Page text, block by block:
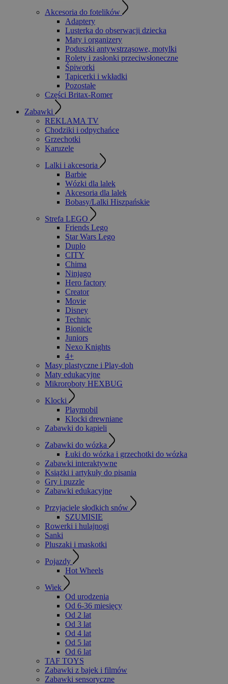
Akcesoria do fotelików
Adaptery
Lusterka do obserwacji dziecka
Maty i organizery
Poduszki antywstrząsowe, motylki
Rolety i zasłonki przeciwsłoneczne
Śpiworki
Tapicerki i wkładki
Pozostałe
Części Britax-Romer
Zabawki
REKLAMA TV
Chodziki i odpychańce
Grzechotki
Karuzele
Lalki i akcesoria
Barbie
Wózki dla lalek
Akcesoria dla lalek
Bobasy/Lalki Hiszpańskie
Strefa LEGO
Friends Lego
Star Wars Lego
Duplo
CITY
Chima
Ninjago
Hero factory
Creator
Movie
Disney
Technic
Bionicle
Juniors
Nexo Knights
4+
Masy plastyczne i Play-doh
Maty edukacyjne
Mikroroboty HEXBUG
Klocki
Playmobil
Klocki drewniane
Zabawki do kąpieli
Zabawki do wózka
Łuki do wózka i grzechotki do wózka
Zabawki interaktywne
Książki i artykuły do pisania
Gry i puzzle
Zabawki edukacyjne
Przyjaciele słodkich snów
SZUMISIE
Rowerki i hulajnogi
Sanki
Pluszaki i maskotki
Pojazdy
Hot Wheels
Wiek
Od urodzenia
Od 6-36 miesięcy
Od 2 lat
Od 3 lat
Od 4 lat
Od 5 lat
Od 6 lat
TAF TOYS
Zabawki z bajek i filmów
Zabawki sensoryczne